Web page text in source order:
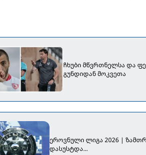
ჩხუბი მწვრთნელსა და
გუნდიდან მოკვეთა
ეროვნული ლიგა 2026 |
დასუსტდა...